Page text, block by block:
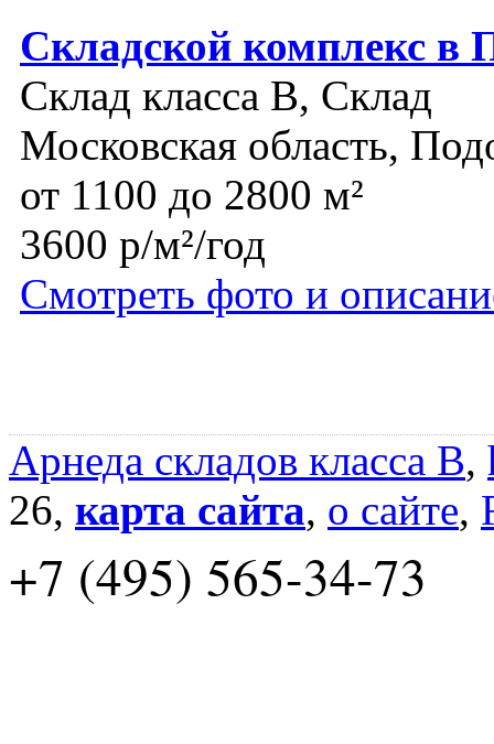
Складской комплекс в
Склад класса B, Склад
Московская область,
от 1100 до 2800 м²
3600 р/м²/год
Смотреть фото и
Арнеда складов класса B,
26, карта сайта, о сайте,
+7 (495) 565-34-73